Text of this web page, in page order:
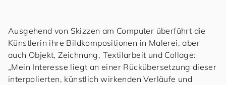
Ausgehend von Skizzen am Computer überführt die
Künstlerin ihre Bildkompositionen in Malerei, aber
auch Objekt, Zeichnung, Textilarbeit und Collage:
„Mein Interesse liegt an einer Rückübersetzung dieser
interpolierten, künstlich wirkenden Verläufe und